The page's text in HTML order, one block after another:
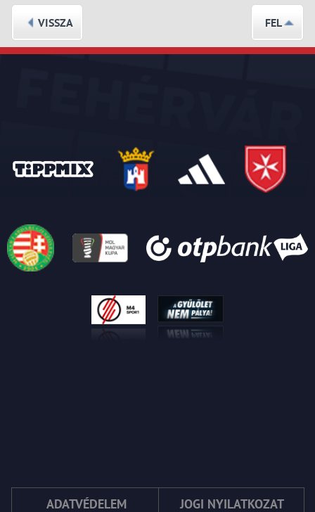
VISSZA FEL
ADATVÉDELEM JOGI NYILATKOZAT